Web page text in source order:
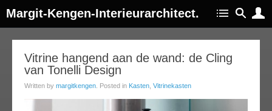
Margit-Kengen-Interieurarchitect.
Vitrine hangend aan de wand: de Cling
van Tonelli Design
Written by margitkengen . Posted in Kasten Vitrinekasten